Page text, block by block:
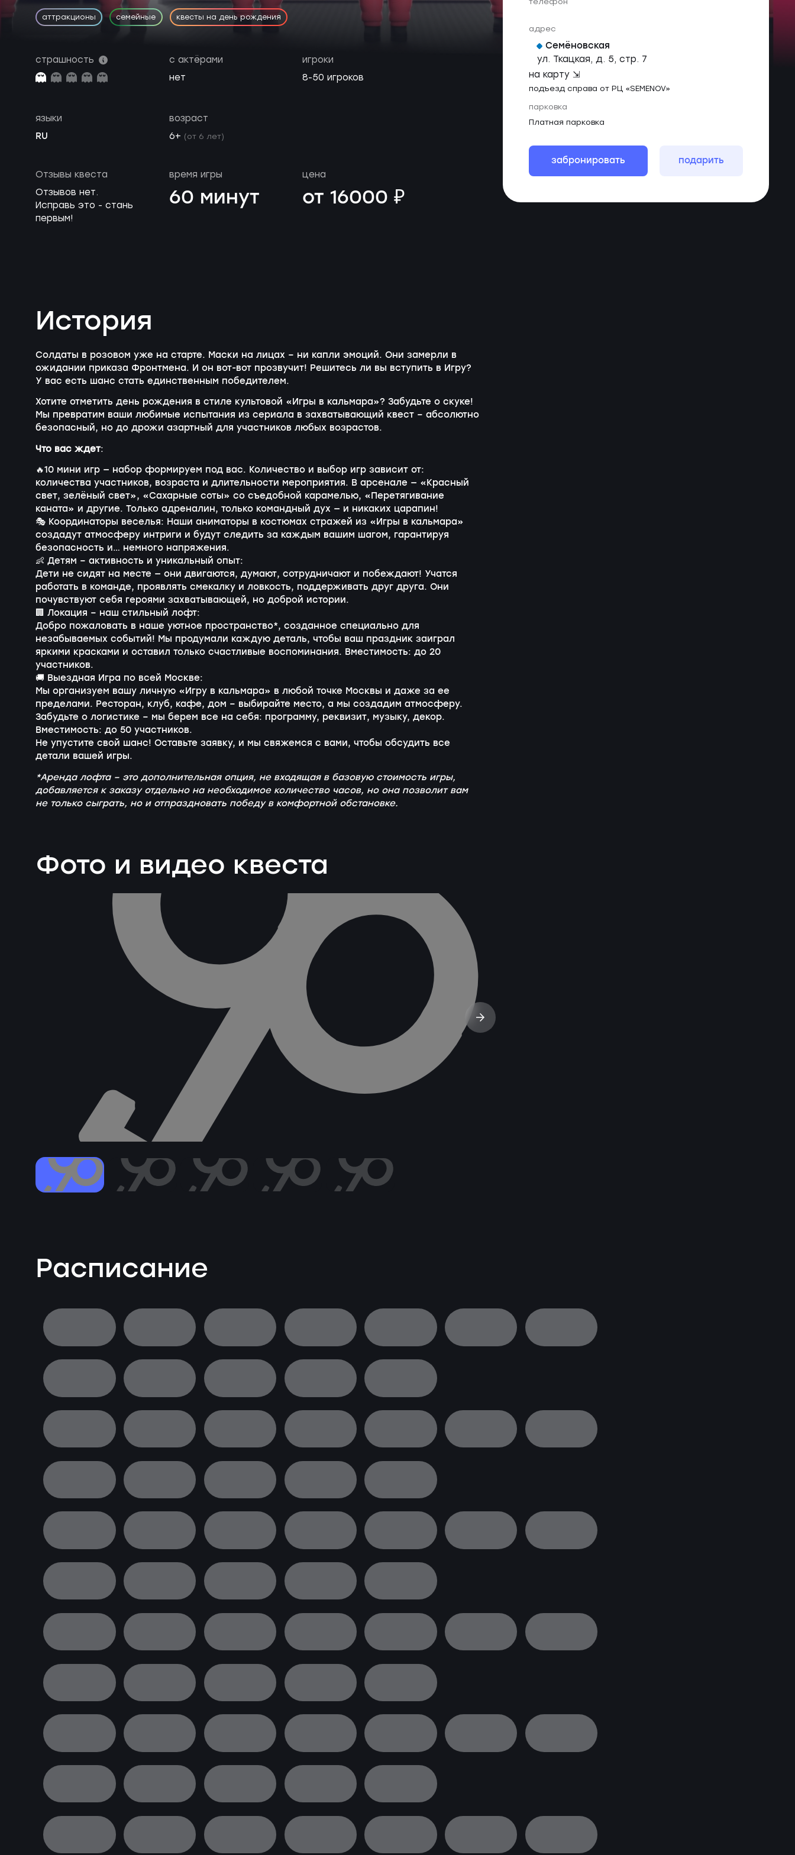
аттракционы семейные квесты на день рождения
адрес
Семёновская
ул. Ткацкая, д. 5, стр. 7
на карту ⇲
подъезд справа от РЦ «SEMENOV»
парковка
Платная парковка
забронировать подарить
страшность
с актёрами
нет
игроки
8-50 игроков
языки
RU
возраст
6+ (от 6 лет)
Отзывы квеста
Отзывов нет.
Исправь это - стань
первым!
время игры
60 минут
цена
от 16000 ₽
История
Солдаты в розовом уже на старте. Маски на лицах – ни капли эмоций. Они замерли в
ожидании приказа Фронтмена. И он вот-вот прозвучит! Решитесь ли вы вступить в Игру?
У вас есть шанс стать единственным победителем.
Хотите отметить день рождения в стиле культовой «Игры в кальмара»? Забудьте о скуке!
Мы превратим ваши любимые испытания из сериала в захватывающий квест – абсолютно
безопасный, но до дрожи азартный для участников любых возрастов.
Что вас ждет:
🔥10 мини игр — набор формируем под вас. Количество и выбор игр зависит от:
количества участников, возраста и длительности мероприятия. В арсенале — «Красный
свет, зелёный свет», «Сахарные соты» со съедобной карамелью, «Перетягивание
каната» и другие. Только адреналин, только командный дух — и никаких царапин!
🎭 Координаторы веселья: Наши аниматоры в костюмах стражей из «Игры в кальмара»
создадут атмосферу интриги и будут следить за каждым вашим шагом, гарантируя
безопасность и… немного напряжения.
👶 Детям – активность и уникальный опыт:
Дети не сидят на месте — они двигаются, думают, сотрудничают и побеждают! Учатся
работать в команде, проявлять смекалку и ловкость, поддерживать друг друга. Они
почувствуют себя героями захватывающей, но доброй истории.
🏢 Локация – наш стильный лофт:
Добро пожаловать в наше уютное пространство*, созданное специально для
незабываемых событий! Мы продумали каждую деталь, чтобы ваш праздник заиграл
яркими красками и оставил только счастливые воспоминания. Вместимость: до 20
участников.
🚚 Выездная Игра по всей Москве:
Мы организуем вашу личную «Игру в кальмара» в любой точке Москвы и даже за ее
пределами. Ресторан, клуб, кафе, дом – выбирайте место, а мы создадим атмосферу.
Забудьте о логистике – мы берем все на себя: программу, реквизит, музыку, декор.
Вместимость: до 50 участников.
Не упустите свой шанс! Оставьте заявку, и мы свяжемся с вами, чтобы обсудить все
детали вашей игры.
*Аренда лофта – это дополнительная опция, не входящая в базовую стоимость игры,
добавляется к заказу отдельно на необходимое количество часов, но она позволит вам
не только сыграть, но и отпраздновать победу в комфортной обстановке.
Фото и видео квеста
Расписание